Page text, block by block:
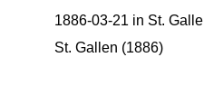
1886-03-21 in St.
St. Gallen (1886)